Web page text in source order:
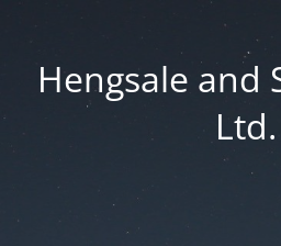
Hengsale and
Ltd.